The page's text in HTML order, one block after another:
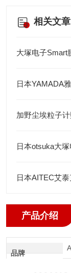
相关文章
大塚电子Smart
加野尘埃粒子
日本AITEC艾
产品介绍
品牌